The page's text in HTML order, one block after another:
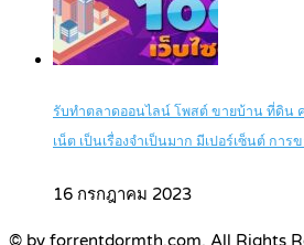
รับทำตลาดออนไลน์ โพสต์ ขายบ้าน ที่ดิน
เน็ต เป็นเรื่องจำเป็นมาก มีเปอร์เซ็นต์ การ
16 กรกฎาคม 2023
© by forrentdormth.com. All Rights